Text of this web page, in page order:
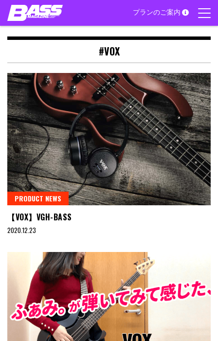
Skip
content
プランのご案内
#VOX
PRODUCT NEWS
【VOX】VGH-BASS
2020.12.23